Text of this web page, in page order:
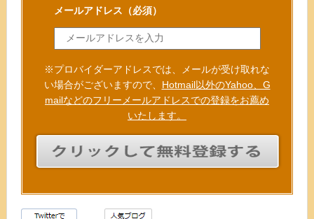
メールアドレス （必須）
※プロバイダーアドレスでは、メールが受け取れな
い場合がございますので、 Hotmail以外のYahoo、G
mailなどのフリーメールアドレスでの登録をお薦め
いたします。